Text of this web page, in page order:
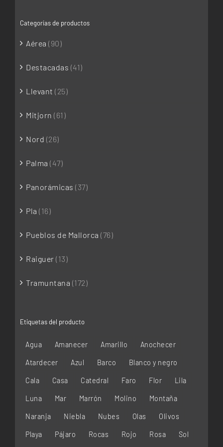
Categorías de productos
Aérea (90)
Destacadas (41)
Llevant (25)
Mitjorn (61)
Nord (26)
Palma (47)
Panorámicas (37)
Pla (16)
Pueblos de Mallorca (76)
Raiguer (13)
Tramuntana (172)
Etiquetas del producto
Agua Amanecer Amarillo Anochecer
Atardecer Azul Barco Blanco y negro
Cala Casa Catedral Faro Flor Lila
Luna Mar Marrón Molino Montaña
Naranja Niebla Nubes Olas Olivos
Playa Pájaro Rocas Rojo Rosa Sol